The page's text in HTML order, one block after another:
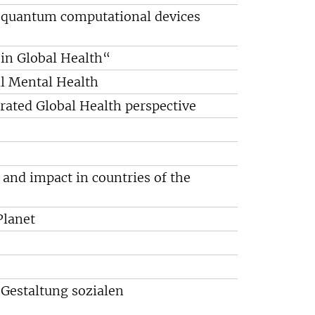
computational devices
Global Health“
Mental Health
Global Health perspective
impact in countries of the
sozialen